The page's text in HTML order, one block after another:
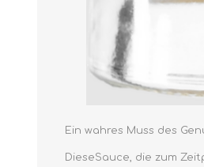
Ein wahres Muss des
DieseSauce, die zum